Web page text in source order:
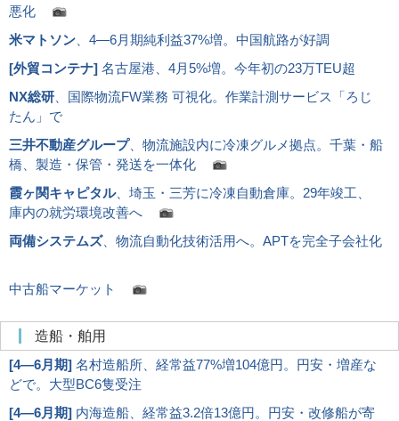
悪化
米マトソン 、4―6月期純利益37%増。中国航路が好調
[外貿コンテナ] 名古屋港、4月5%増。今年初の23万TEU超
NX総研 、国際物流FW業務 可視化。作業計測サービス「ろじ
たん」で
三井不動産グループ、物流施設内に冷凍グルメ拠点。千葉・船
橋、製造・保管・発送を一体化
霞ヶ関キャピタル、埼玉・三芳に冷凍自動倉庫。29年竣工、
庫内の就労環境改善へ
両備システムズ、物流自動化技術活用へ。APTを完全子会社化
中古船マーケット
造船・舶用
[4―6月期] 名村造船所、経常益77%増104億円。円安・増産な
どで。大型BC6隻受注
[4―6月期] 内海造船、経常益3.2倍13億円。円安・改修船が寄